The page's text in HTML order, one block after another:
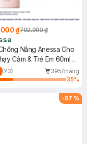
₫702.000 ₫
Nắng Anessa Cho
Cảm & Trẻ Em 60ml
(23)
395/tháng
35%
-57 %